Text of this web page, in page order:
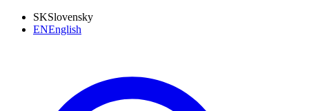
SKSlovensky
ENEnglish